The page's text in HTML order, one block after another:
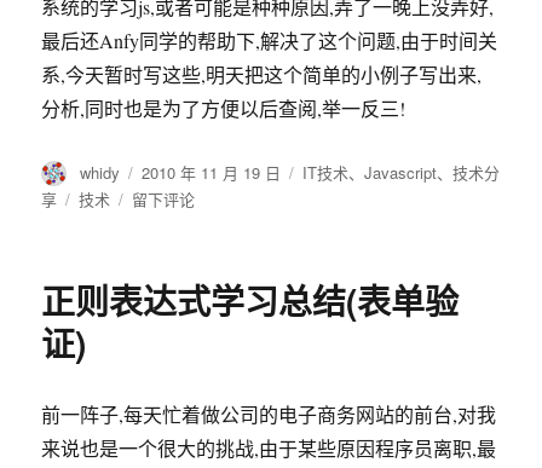
系统的学习js,或者可能是种种原因,弄了一晚上没弄好,
最后还Anfy同学的帮助下,解决了这个问题,由于时间关
系,今天暂时写这些,明天把这个简单的小例子写出来,
分析,同时也是为了方便以后查阅,举一反三!
作
者
whidy
发
布
2010 年 11 月 19 日
分
IT技术、Javascript、技术分
享
标
技术
于
标
签
容
(上)
留下评论
正则表达式学习总结(表单验
证)
前一阵子,每天忙着做公司的电子商务网站的前台,对我
来说也是一个很大的挑战,由于某些原因程序员离职,最